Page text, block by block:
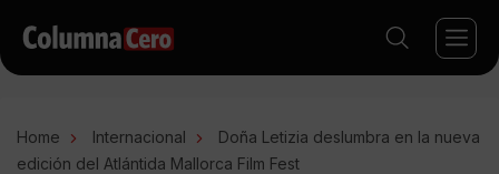
Home Internacional
Doña Letizia deslumbra en la nueva
edición del Atlántida Mallorca Film Fest